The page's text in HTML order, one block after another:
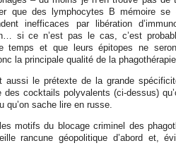
que des lymphocytes B mémoire se
inefficaces par libération
si ce n’est pas le cas, c’est
temps et que leurs épitopes ne
la principale qualité de la
aussi le prétexte de la grande
des cocktails polyvalents (ci-dessus)
qu’on sache lire en russe.
motifs du blocage criminel des
rancune géopolitique d’abord et,